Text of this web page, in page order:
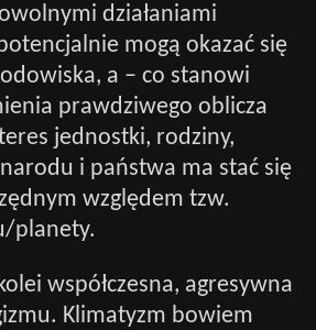
działaniami
mogą okazać się
a – co stanowi
prawdziwego oblicza
jednostki, rodziny,
i państwa ma stać się
względem tzw.
planety.
współczesna, agresywna
Klimatyzm bowiem